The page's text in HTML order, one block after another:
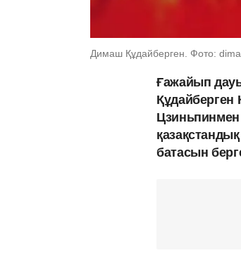
Димаш Құдайберген. Фото:
Ғажайып
батасын